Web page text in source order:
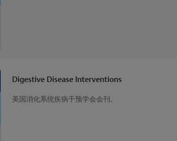
Digestive Disease Interventions
美国消化系统疾病干预学会会刊。